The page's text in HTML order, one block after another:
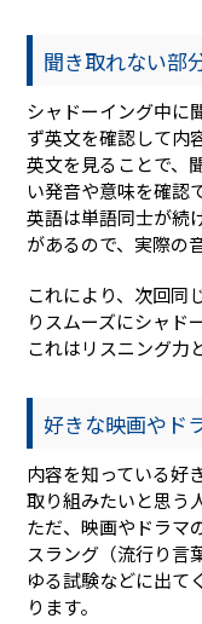
聞き取れない部
シャドーイング中に
ず英文を確認して内
英文を見ることで、
い発音や意味を確認
英語は単語同士が続
があるので、実際の
これにより、次回同
りスムーズにシャド
これはリスニング力
好きな映画やド
内容を知っている好
取り組みたいと思う
ただ、映画やドラマ
スラング（流行り言
ゆる試験などに出て
ります。